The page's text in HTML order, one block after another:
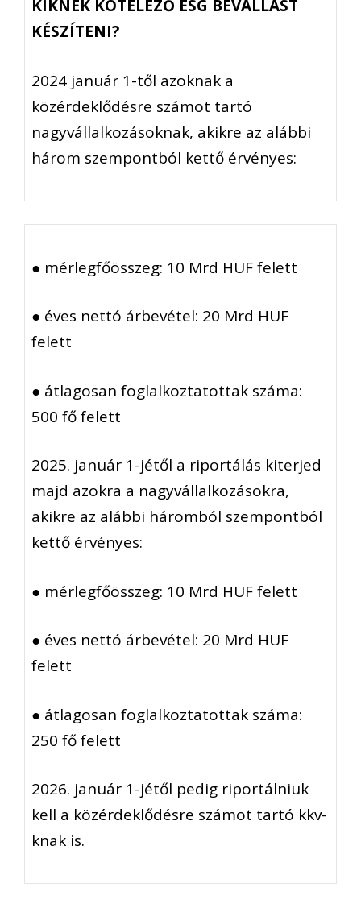
KIKNEK KÖTELEZŐ ESG BEVALLÁST
KÉSZÍTENI?
2024 január 1-től azoknak a
közérdeklődésre számot tartó
nagyvállalkozásoknak, akikre az alábbi
három szempontból kettő érvényes:
● mérlegfőösszeg: 10 Mrd HUF felett
● éves nettó árbevétel: 20 Mrd HUF
felett
● átlagosan foglalkoztatottak száma:
500 fő felett
2025. január 1-jétől a riportálás kiterjed
majd azokra a nagyvállalkozásokra,
akikre az alábbi háromból szempontból
kettő érvényes:
● mérlegfőösszeg: 10 Mrd HUF felett
● éves nettó árbevétel: 20 Mrd HUF
felett
● átlagosan foglalkoztatottak száma:
250 fő felett
2026. január 1-jétől pedig riportálniuk
kell a közérdeklődésre számot tartó kkv-
knak is.